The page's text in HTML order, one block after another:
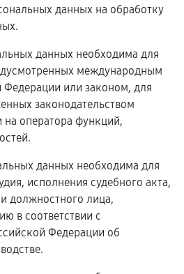
данных на обработку
данных необходима для
международным
или законом, для
законодательством
оператора функций,
данных необходима для
исполнения судебного акта,
должностного лица,
в соответствии с
Федерации об